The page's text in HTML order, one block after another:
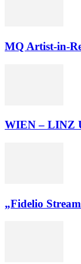
MQ Artist-in-
WIEN – LINZ
„Fidelio